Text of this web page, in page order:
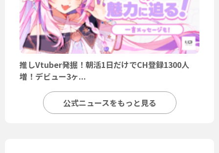
推しVtuber発掘！朝活1日だけでCH登録1300人
増！デビュー3ヶ...
公式ニュースをもっと見る